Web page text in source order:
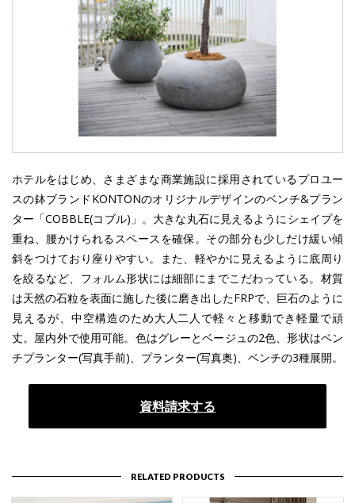
ホテルをはじめ、さまざまな商業施設に採用されているプロユー
スの鉢ブランドKONTONのオリジナルデザインのベンチ&プラン
ター「COBBLE(コブル)」。大きな丸石に見えるようにシェイプを
重ね、腰かけられるスペースを確保。その部分も少しだけ緩い傾
斜をつけており座りやすい。また、軽やかに見えるように底周り
を絞るなど、フォルム形状には細部にまでこだわっている。材質
は天然の石粒を表面に施した後に磨き出したFRPで、巨石のように
見えるが、中空構造のため大人二人で軽々と移動でき軽量で頑
丈。屋内外で使用可能。色はグレーとベージュの2色、形状はベン
チプランター(写真手前)、プランター(写真奥)、ベンチの3種展開。
資料請求する
RELATED PRODUCTS